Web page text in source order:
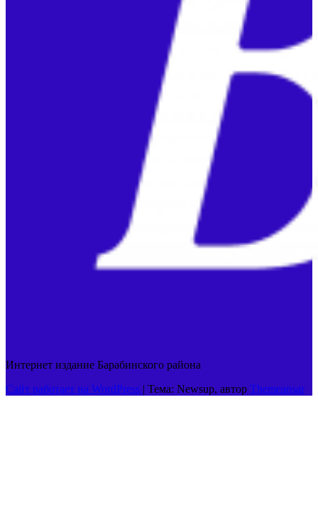
Интернет издание Барабинского района
Сайт работает на WordPress | Тема: Newsup, автор Themeansar